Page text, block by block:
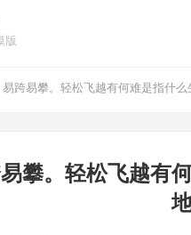
版
跨易攀。轻松飞越有何难是指什
攀。轻松飞越有